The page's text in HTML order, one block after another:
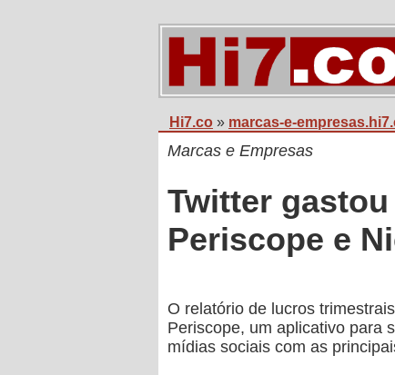
Hi7.co » marcas-e-
Marcas e Empresas
Twitter
Periscope e
O relatório de lucros
Periscope, um aplicativo para
mídias sociais com as